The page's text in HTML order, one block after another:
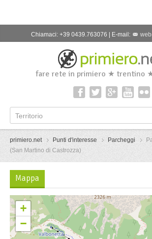
Chiamaci: +39 0439.763076 | E-mail:
fare rete in primiero ★ trentino
Territorio
primiero.net Punti d'interesse Parcheggi
(San Martino di Castrozza)
Mappa
+
−